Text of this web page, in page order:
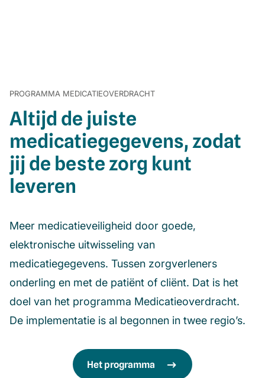
PROGRAMMA MEDICATIEOVERDRACHT
Altijd de juiste
medicatiegegevens, zodat
jij de beste zorg kunt
leveren
Meer medicatieveiligheid door goede,
elektronische uitwisseling van
medicatiegegevens. Tussen zorgverleners
onderling en met de patiënt of cliënt. Dat is het
doel van het programma Medicatieoverdracht.
De implementatie is al begonnen in twee regio’s.
Het programma